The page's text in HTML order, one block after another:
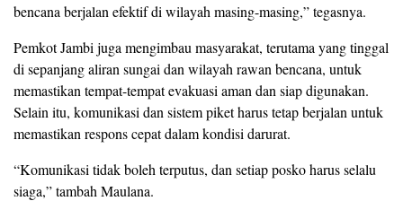
bencana berjalan efektif di wilayah masing-masing,” tegasnya.
Pemkot Jambi juga mengimbau masyarakat, terutama yang tinggal
di sepanjang aliran sungai dan wilayah rawan bencana, untuk
memastikan tempat-tempat evakuasi aman dan siap digunakan.
Selain itu, komunikasi dan sistem piket harus tetap berjalan untuk
memastikan respons cepat dalam kondisi darurat.
“Komunikasi tidak boleh terputus, dan setiap posko harus selalu
siaga,” tambah Maulana.